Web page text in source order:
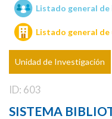
Unidades de
Listado general
Listado general
Unidad de Investigación
ID: 603
SISTEMA